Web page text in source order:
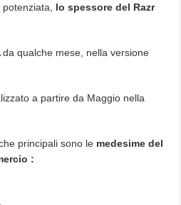
lo spessore del Razr
da qualche mese, nella versione
a partire da Maggio nella
principali sono le medesime del
: